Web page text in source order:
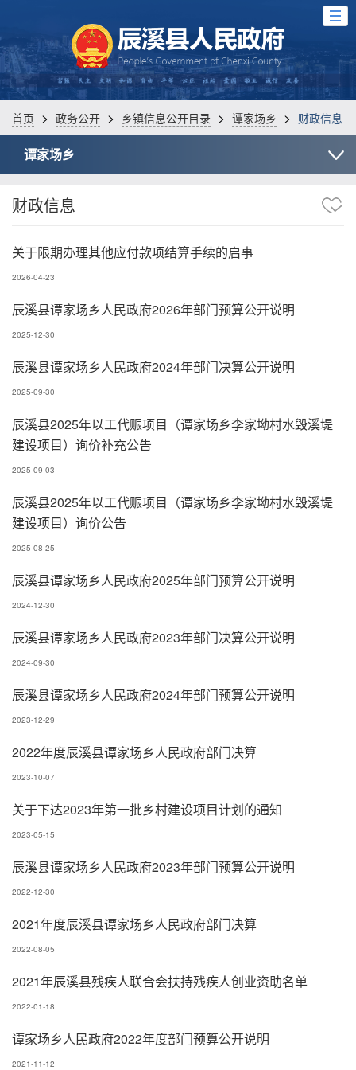
首页 > 政务公开 > 乡镇信息公开目录 > 谭家场乡 > 财政信息
谭家场乡
财政信息
关于限期办理其他应付款项结算手续的启事
2026-04-23
辰溪县谭家场乡人民政府2026年部门预算公开说明
2025-12-30
辰溪县谭家场乡人民政府2024年部门决算公开说明
2025-09-30
辰溪县2025年以工代赈项目（谭家场乡李家坳村水毁溪堤
建设项目）询价补充公告
2025-09-03
辰溪县2025年以工代赈项目（谭家场乡李家坳村水毁溪堤
建设项目）询价公告
2025-08-25
辰溪县谭家场乡人民政府2025年部门预算公开说明
2024-12-30
辰溪县谭家场乡人民政府2023年部门决算公开说明
2024-09-30
辰溪县谭家场乡人民政府2024年部门预算公开说明
2023-12-29
2022年度辰溪县谭家场乡人民政府部门决算
2023-10-07
关于下达2023年第一批乡村建设项目计划的通知
2023-05-15
辰溪县谭家场乡人民政府2023年部门预算公开说明
2022-12-30
2021年度辰溪县谭家场乡人民政府部门决算
2022-08-05
2021年辰溪县残疾人联合会扶持残疾人创业资助名单
2022-01-18
谭家场乡人民政府2022年度部门预算公开说明
2021-11-12